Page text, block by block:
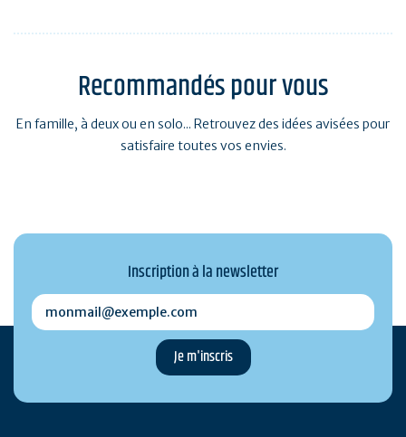
Recommandés pour vous
En famille, à deux ou en solo... Retrouvez des idées avisées pour
satisfaire toutes vos envies.
Inscription à la newsletter
monmail@exemple.com